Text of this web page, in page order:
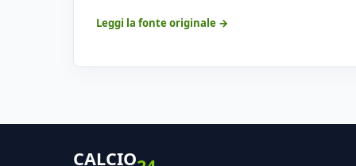
Leggi la fonte originale →
CALCIO